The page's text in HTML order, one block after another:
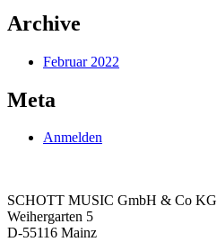
Archive
Februar 2022
Meta
Anmelden
SCHOTT MUSIC GmbH & Co KG
Weihergarten 5
D-55116 Mainz